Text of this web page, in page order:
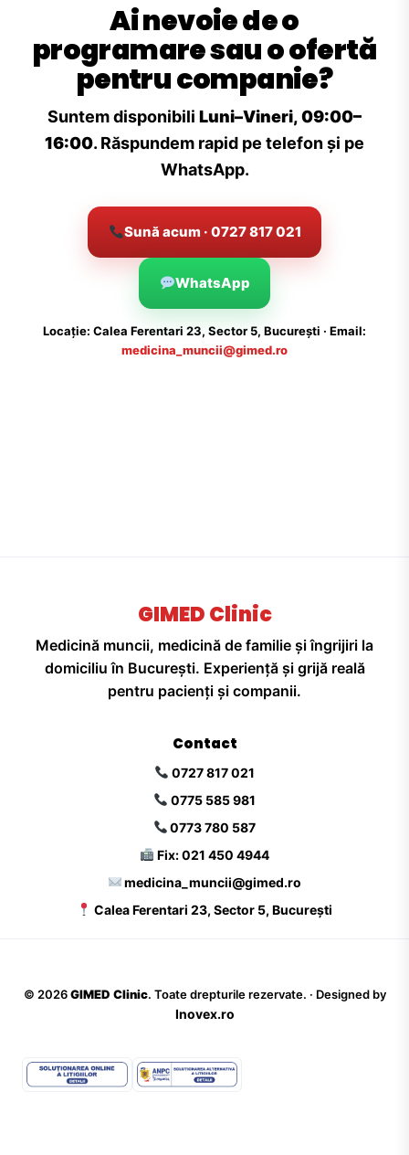
Ai nevoie de o
programare sau o ofertă
pentru companie?
Suntem disponibili Luni–Vineri, 09:00–
16:00. Răspundem rapid pe telefon și pe
WhatsApp.
Sună acum · 0727 817 021
WhatsApp
Locație: Calea Ferentari 23, Sector 5, București · Email:
medicina_muncii@gimed.ro
GIMED Clinic
Medicină muncii, medicină de familie și îngrijiri la
domiciliu în București. Experiență și grijă reală
pentru pacienți și companii.
Contact
0727 817 021
0775 585 981
0773 780 587
Fix: 021 450 4944
medicina_muncii@gimed.ro
Calea Ferentari 23, Sector 5, București
© 2026 GIMED Clinic. Toate drepturile rezervate. · Designed by
Inovex.ro